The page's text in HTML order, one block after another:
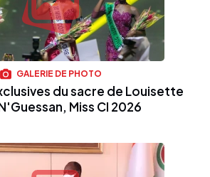
GALERIE DE PHOTO
du sacre de Louisette
Miss CI 2026